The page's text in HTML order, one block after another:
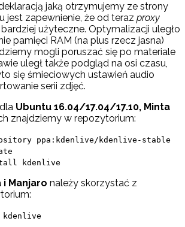
jaką otrzymujemy ze strony
jest zapewnienie, że od teraz proxy
użyteczne. Optymalizacji uległo
pamięci RAM (na plus rzecz jasna)
mogli poruszać się po materiale
uległ także podgląd na osi czasu,
się śmieciowych ustawień audio
serii zdjęć.
Ubuntu 16.04/17.04/17.10, Minta
znajdziemy w repozytorium:
ppa:kdenlive/kdenlive-stable
kdenlive
i Manjaro należy skorzystać z
kdenlive